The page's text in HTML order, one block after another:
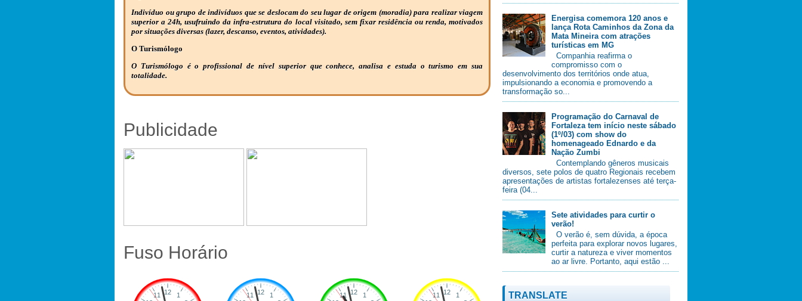
Indivíduo ou grupo de indivíduos que se deslocam do seu lugar de origem (moradia) para realizar viagem
superior a 24h, usufruindo da infra-estrutura do local visitado, sem fixar residência ou renda, motivados
por situações diversas (lazer, descanso, eventos, atividades).
O Turismólogo
O Turismólogo é o profissional de nível superior que conhece, analisa e estuda o turismo em sua
totalidade.
Publicidade
Fuso Horário
Energisa comemora 120 anos e
lança Rota Caminhos da Zona da
Mata Mineira com atrações
turísticas em MG
Companhia reafirma o
compromisso com o
desenvolvimento dos territórios onde atua,
impulsionando a economia e promovendo a
transformação so...
Programação do Carnaval de
Fortaleza tem início neste sábado
(1º/03) com show do
homenageado Ednardo e da
Nação Zumbi
Contemplando gêneros musicais
diversos, sete polos de quatro Regionais recebem
apresentações de artistas fortalezenses até terça-
feira (04...
Sete atividades para curtir o
verão!
O verão é, sem dúvida, a época
perfeita para explorar novos lugares,
curtir a natureza e viver momentos
ao ar livre. Portanto, aqui estão ...
TRANSLATE